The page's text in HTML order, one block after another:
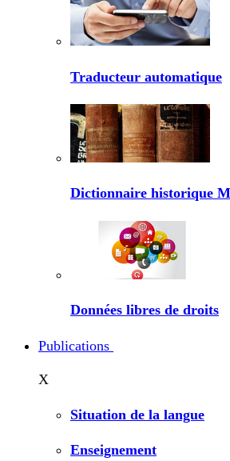
Traducteur automatique
Dictionnaire historique
Données libres de droits
Publications
X
Situation de la langue
Enseignement